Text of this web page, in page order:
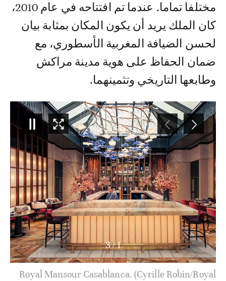
مختلفا تماما. عندما تم افتتاحه في عام 2010،
كان الملك يريد أن يكون المكان بمثابة بيان
لحسن الضيافة المغربية الأسطوري، مع
ضمان الحفاظ على هوية مدينة مراكش
وطابعها التاريخي وتثمينهما.
2
/
3
Royal Mansour Casablanca. (Cyrille Robin/Royal